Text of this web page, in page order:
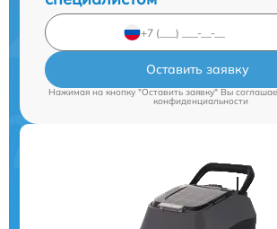
Оставить заявку
Нажимая на кнопку "Оставить заявку" Вы
конфиденциальности